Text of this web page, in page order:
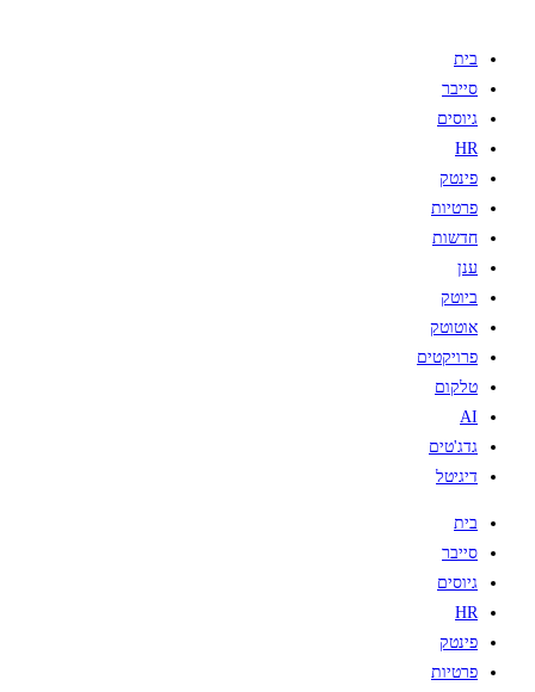
בית
סייבר
גיוסים
HR
פינטק
פרטיות
חדשות
ענן
ביוטק
אוטוטק
פרויקטים
טלקום
AI
גדג'טים
דיגיטל
בית
סייבר
גיוסים
HR
פינטק
פרטיות